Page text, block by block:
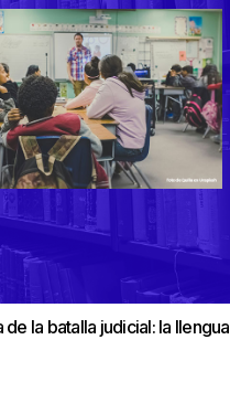
de la batalla judicial: la llengua